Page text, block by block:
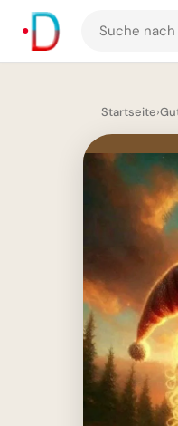
Suche
nach
und
Startseite›